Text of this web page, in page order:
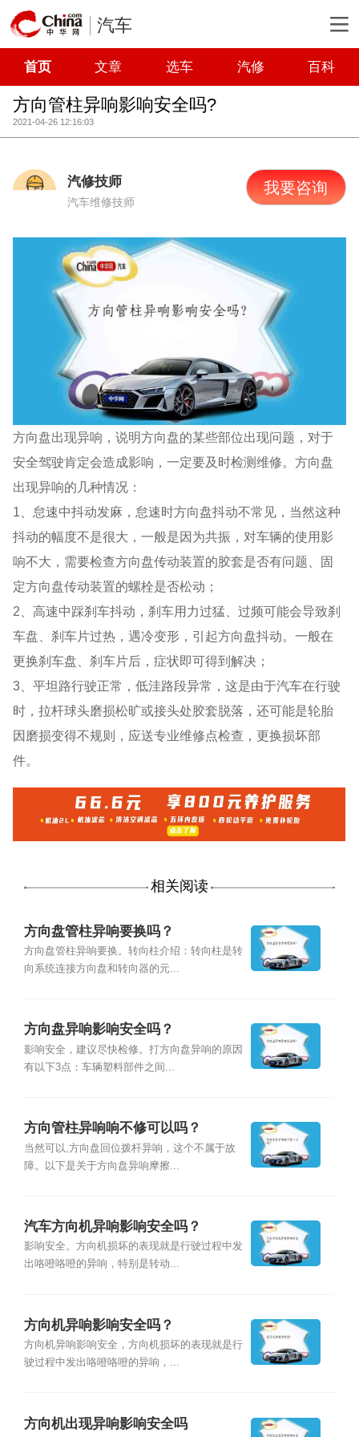
汽车
首页 文章 选车 汽修 百科
方向管柱异响影响安全吗?
2021-04-26 12:16:03
汽修技师
汽车维修技师
我要咨询
方向盘出现异响，说明方向盘的某些部位出现问题，对于
安全驾驶肯定会造成影响，一定要及时检测维修。方向盘
出现异响的几种情况：
1、怠速中抖动发麻，怠速时方向盘抖动不常见，当然这种
抖动的幅度不是很大，一般是因为共振，对车辆的使用影
响不大，需要检查方向盘传动装置的胶套是否有问题、固
定方向盘传动装置的螺栓是否松动；
2、高速中踩刹车抖动，刹车用力过猛、过频可能会导致刹
车盘、刹车片过热，遇冷变形，引起方向盘抖动。一般在
更换刹车盘、刹车片后，症状即可得到解决；
3、平坦路行驶正常，低洼路段异常，这是由于汽车在行驶
时，拉杆球头磨损松旷或接头处胶套脱落，还可能是轮胎
因磨损变得不规则，应送专业维修点检查，更换损坏部
件。
相关阅读
方向盘管柱异响要换吗？
方向盘管柱异响要换。转向柱介绍：转向柱是转
向系统连接方向盘和转向器的元...
方向盘异响影响安全吗？
影响安全，建议尽快检修。打方向盘异响的原因
有以下3点：车辆塑料部件之间...
方向管柱异响响不修可以吗？
当然可以,方向盘回位拨杆异响，这个不属于故
障。以下是关于方向盘异响摩擦...
汽车方向机异响影响安全吗？
影响安全。方向机损坏的表现就是行驶过程中发
出咯噔咯噔的异响，特别是转动...
方向机异响影响安全吗？
方向机异响影响安全，方向机损坏的表现就是行
驶过程中发出咯噔咯噔的异响，...
方向机出现异响影响安全吗